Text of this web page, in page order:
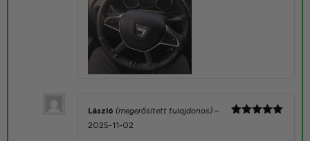
László (megerősített tulajdonos) –
2025-11-02